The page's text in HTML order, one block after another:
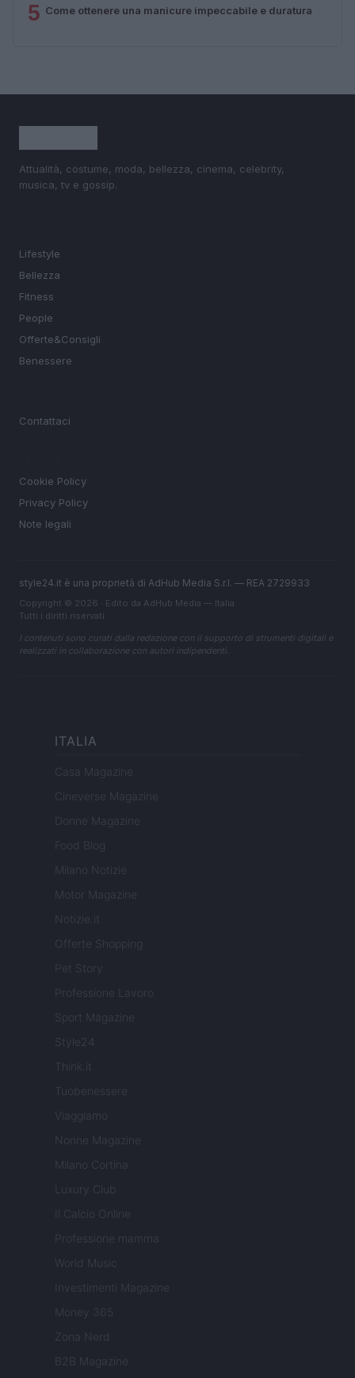
5 Come ottenere una manicure impeccabile e duratura
Attualità, costume, moda, bellezza, cinema, celebrity,
musica, tv e gossip.
Lifestyle
Bellezza
Fitness
People
Offerte&Consigli
Benessere
Contattaci
Cookie Policy
Privacy Policy
Note legali
style24.it è una proprietà di AdHub Media S.r.l. — REA 2729933
Copyright © 2026 · Edito da AdHub Media — Italia
Tutti i diritti riservati
I contenuti sono curati dalla redazione con il supporto di strumenti digitali e
realizzati in collaborazione con autori indipendenti.
ITALIA
Casa Magazine
Cineverse Magazine
Donne Magazine
Food Blog
Milano Notizie
Motor Magazine
Notizie.it
Offerte Shopping
Pet Story
Professione Lavoro
Sport Magazine
Style24
Think.it
Tuobenessere
Viaggiamo
Nonne Magazine
Milano Cortina
Luxury Club
Il Calcio Online
Professione mamma
World Music
Investimenti Magazine
Money 365
Zona Nerd
B2B Magazine